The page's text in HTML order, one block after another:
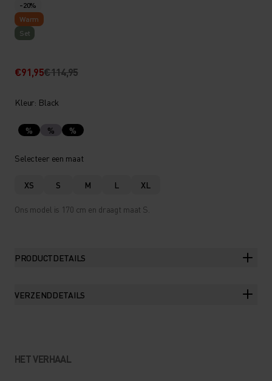
-20%
Warm
Set
€91,95€114,95
Kleur: Black
% % %
Selecteer een maat
XS S M L XL
Ons model is 170 cm en draagt maat S.
PRODUCTDETAILS
VERZENDDETAILS
HET VERHAAL